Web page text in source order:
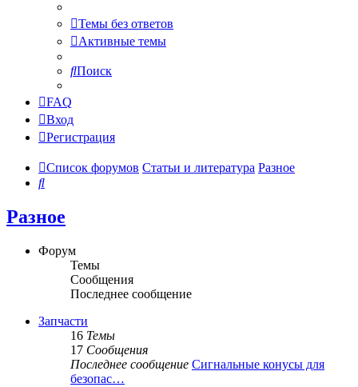
Темы без ответов
Активные темы
Поиск
FAQ
Вход
Регистрация
Список форумов Статьи и литература Разное
Поиск
Разное
Форум
Темы
Сообщения
Последнее сообщение
Запчасти
16 Темы
17 Сообщения
Последнее сообщение Сигнальные конусы для
безопас…